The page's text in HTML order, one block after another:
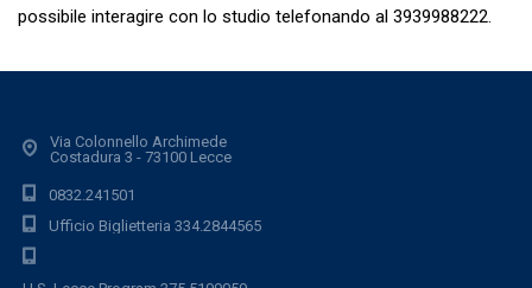
possibile interagire con lo studio telefonando al 3939988222.
Via Colonnello Archimede
Costadura 3 - 73100 Lecce
0832.241501
Ufficio Biglietteria 334.2844565